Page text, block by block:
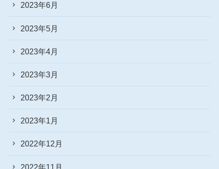
2023年6月
2023年5月
2023年4月
2023年3月
2023年2月
2023年1月
2022年12月
2022年11月